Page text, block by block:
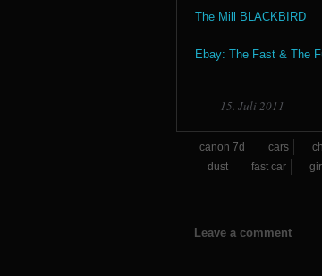
The Mill BLACKBIRD
Ebay: The Fast & The
15. Juli 2011
canon 7d cars
dust
fast car
Leave a comment